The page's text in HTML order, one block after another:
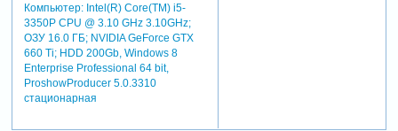
Компьютер: Intel(R) Core(TM) i5-
3350P CPU @ 3.10 GHz 3.10GHz;
ОЗУ 16.0 ГБ; NVIDIA GeForce GTX
660 Ti; HDD 200Gb, Windows 8
Enterprise Professional 64 bit,
ProshowProducer 5.0.3310
стационарная